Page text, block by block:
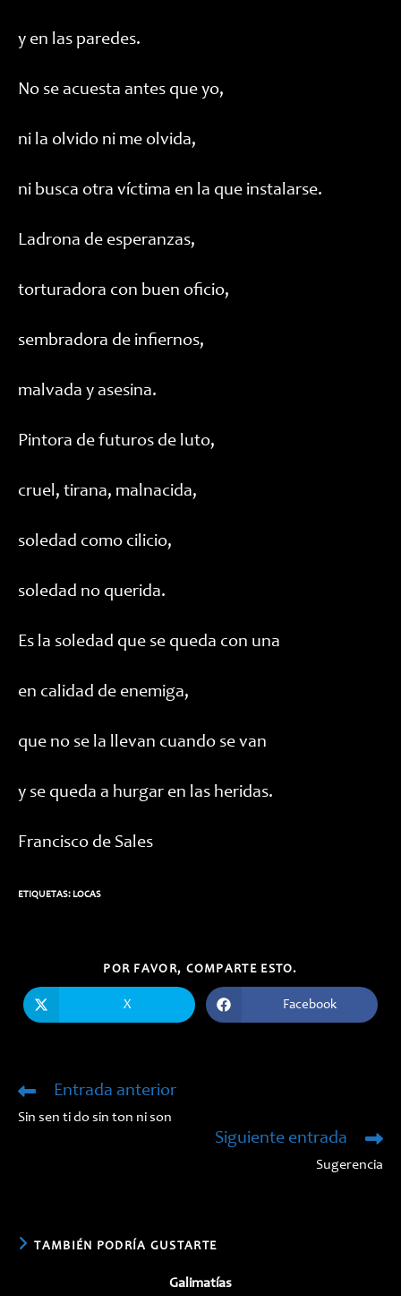
y en las paredes.
No se acuesta antes que yo,
ni la olvido ni me olvida,
ni busca otra víctima en la que instalarse.
Ladrona de esperanzas,
torturadora con buen oficio,
sembradora de infiernos,
malvada y asesina.
Pintora de futuros de luto,
cruel, tirana, malnacida,
soledad como cilicio,
soledad no querida.
Es la soledad que se queda con una
en calidad de enemiga,
que no se la llevan cuando se van
y se queda a hurgar en las heridas.
Francisco de Sales
ETIQUETAS: LOCAS
POR FAVOR, COMPARTE ESTO.
CONTENIDO
abre
X
Se
abre
Facebook
Leer
artículos
Entrada anterior
Sin sen ti do sin ton ni son
Siguiente entrada
Sugerencia
TAMBIÉN PODRÍA GUSTARTE
Galimatías